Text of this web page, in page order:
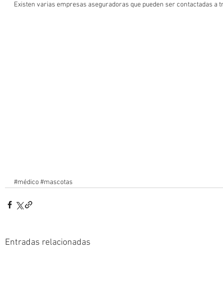
Existen varias empresas aseguradoras que pueden ser contactadas a
#médico#mascotas
Entradas relacionadas